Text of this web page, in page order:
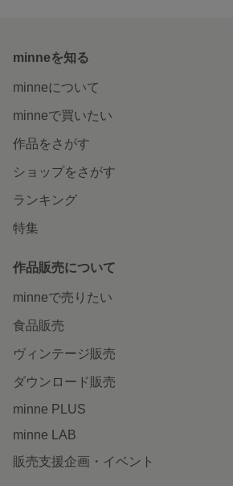
minneを知る
minneについて
minneで買いたい
作品をさがす
ショップをさがす
ランキング
特集
作品販売について
minneで売りたい
食品販売
ヴィンテージ販売
ダウンロード販売
minne PLUS
minne LAB
販売支援企画・イベント